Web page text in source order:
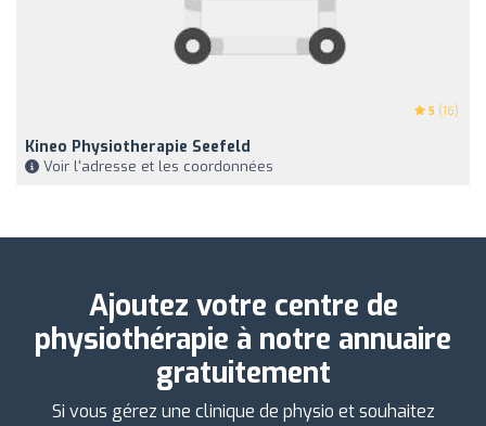
5 (16)
Kineo Physiotherapie Seefeld
Voir l'adresse et les coordonnées
Ajoutez votre centre de
physiothérapie à notre annuaire
gratuitement
Si vous gérez une clinique de physio et souhaitez